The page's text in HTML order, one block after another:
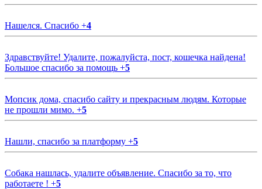
Нашелся. Спасибо +4
Здравствуйте! Удалите, пожалуйста, пост, кошечка найдена!
Большое спасибо за помощь +5
Мопсик дома, спасибо сайту и прекрасным людям. Которые
не прошли мимо. +5
Нашли, спасибо за платформу +5
Собака нашлась, удалите объявление. Спасибо за то, что
работаете ! +5